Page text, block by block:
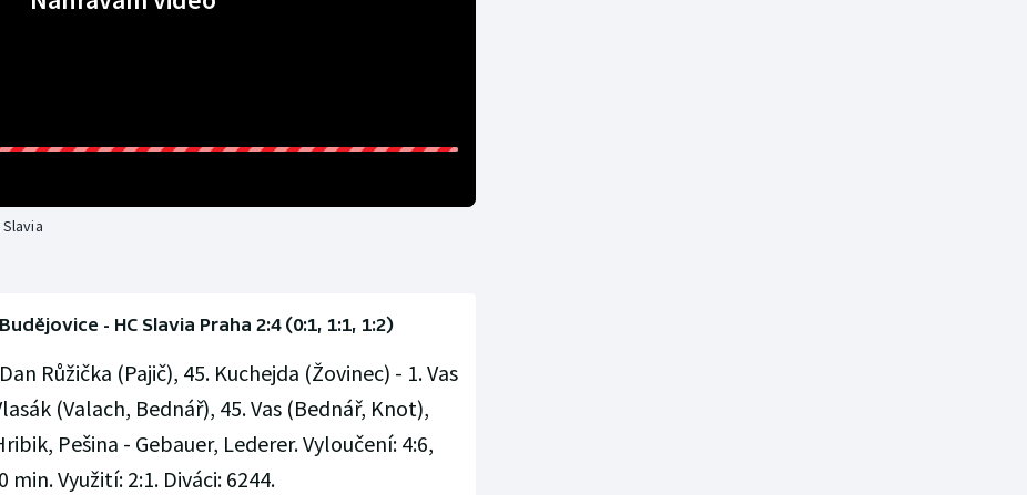
- HC Slavia Praha 2:4 (0:1, 1:1, 1:2)
Růžička (Pajič), 45. Kuchejda (Žovinec) - 1. Vas
(Valach, Bednář), 45. Vas (Bednář, Knot),
Pešina - Gebauer, Lederer. Vyloučení: 4:6,
min. Využití: 2:1. Diváci: 6244.